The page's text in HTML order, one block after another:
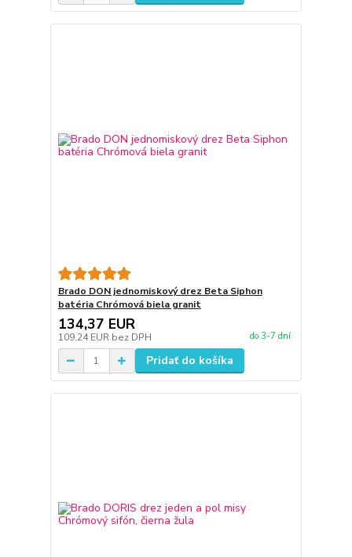
Brado DON jednomiskový drez Beta Siphon
batéria Chrómová biela granit
134,37 EUR
109,24 EUR bez DPH do 3-7 dní
Pridať do košíka